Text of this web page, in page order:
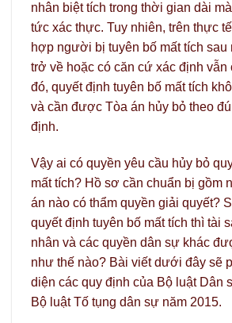
nhân biệt tích trong thời gian dài
tức xác thực. Tuy nhiên, trên thực
hợp người bị tuyên bố mất tích sau
trở về hoặc có căn cứ xác định vẫn
đó, quyết định tuyên bố mất tích
và cần được Tòa án hủy bỏ theo
định.
Vậy ai có quyền yêu cầu hủy bỏ
mất tích? Hồ sơ cần chuẩn bị gồm
án nào có thẩm quyền giải quyết?
quyết định tuyên bố mất tích thì tài
nhân và các quyền dân sự khác
như thế nào? Bài viết dưới đây sẽ
diện các quy định của Bộ luật Dân
Bộ luật Tố tụng dân sự năm 2015.